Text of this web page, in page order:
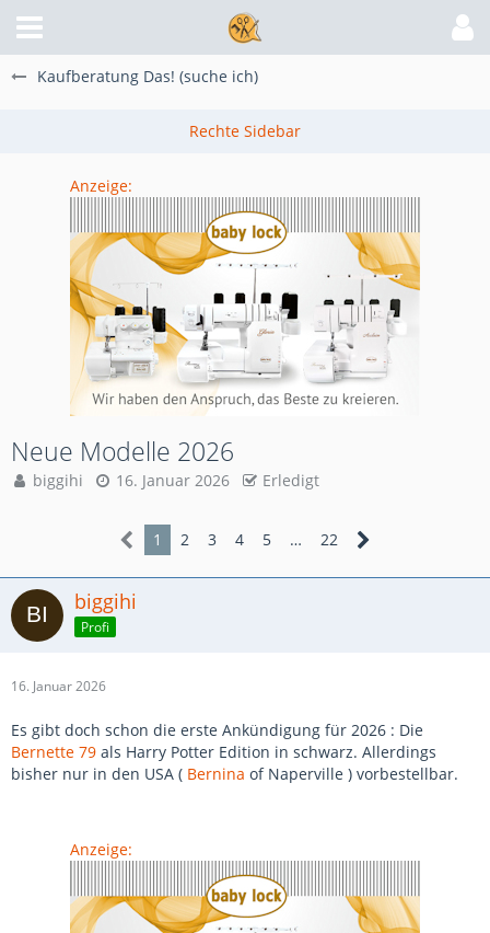
Kaufberatung Das! (suche ich)
Anzeige:
Neue Modelle 2026
biggihi 16. Januar 2026 Erledigt
1 2 3 4 5 … 22
biggihi
Profi
16. Januar 2026
Es gibt doch schon die erste Ankündigung für 2026 : Die
Bernette 79 als Harry Potter Edition in schwarz. Allerdings
bisher nur in den USA ( Bernina of Naperville ) vorbestellbar.
Anzeige: